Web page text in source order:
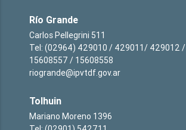
Río Grande
Carlos Pellegrini 511
Tel: (02964) 429010 / 429011/ 429012 /
15608557 / 15608558
riogrande@ipvtdf.gov.ar
Tolhuin
Mariano Moreno 1396